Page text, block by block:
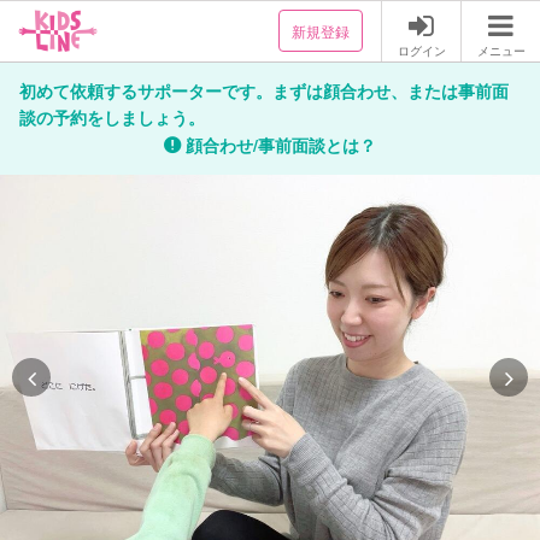
新規登録
ログイン メニュー
初めて依頼するサポーターです。まずは顔合わせ、または事前面
談の予約をしましょう。
顔合わせ/事前面談とは？